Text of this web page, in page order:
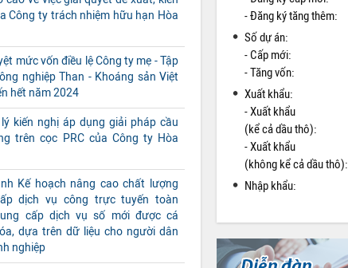
Công ty trách nhiệm hữu hạn Hòa
mức vốn điều lệ Công ty mẹ - Tập
nghiệp Than - Khoáng sản Việt
hết năm 2024
kiến nghị áp dụng giải pháp cầu
trên cọc PRC của Công ty Hòa
Kế hoạch nâng cao chất lượng
dịch vụ công trực tuyến toàn
cấp dịch vụ số mới được cá
dựa trên dữ liệu cho người dân
nghiệp
- Đăng ký tăng thêm:
Số dự án:
- Cấp mới:
- Tăng vốn:
Xuất khẩu:
- Xuất khẩu
(kể cả dầu thô):
- Xuất khẩu
(không kể cả dầu thô):
Nhập khẩu: